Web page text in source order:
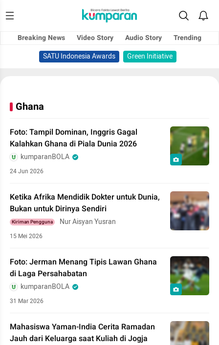
Breaking News Video Story Audio Story
Trending
SATU Indonesia Awards
Green Initiative
Ghana
Foto: Tampil Dominan, Inggris Gagal
Kalahkan Ghana di Piala Dunia 2026
kumparanBOLA
24 Jun 2026
Ketika Afrika Mendidik Dokter untuk Dunia,
Bukan untuk Dirinya Sendiri
Kiriman Pengguna Nur Aisyan Yusran
15 Mei 2026
Foto: Jerman Menang Tipis Lawan Ghana
di Laga Persahabatan
kumparanBOLA
31 Mar 2026
Mahasiswa Yaman-India Cerita Ramadan
Jauh dari Keluarga saat Kuliah di Jogja